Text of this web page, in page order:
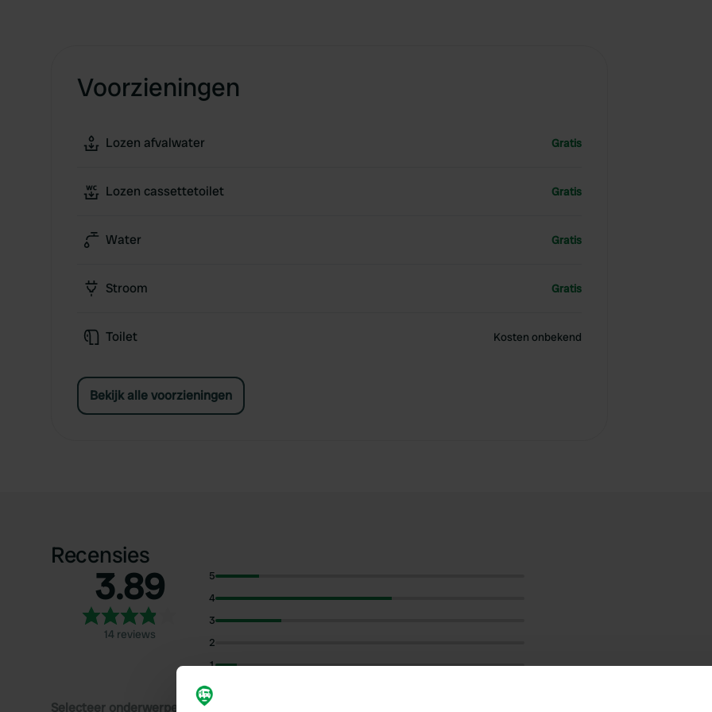
Voorzieningen
Lozen afvalwater Gratis
Lozen cassettetoilet Gratis
Water Gratis
Stroom Gratis
Toilet Kosten onbekend
Bekijk alle voorzieningen
Recensies
3.89
14 reviews
5
4
3
2
1
Selecteer onderwerpen om recensies over te lezen: